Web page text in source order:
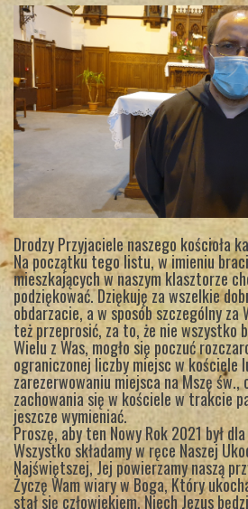
Drodzy Przyjaciele naszego kościoła
Na początku tego listu, w imieniu
mieszkających w naszym klasztorze
podziękować. Dziękuję za wszelkie
obdarzacie, a w sposób szczególny za
też przeprosić, za to, że nie wszystko
Wielu z Was, mogło się poczuć
ograniczonej liczby miejsc w kościele
zarezerwowaniu miejsca na Mszę
zachowania się w kościele w trakcie
jeszcze wymieniać.
Proszę, aby ten Nowy Rok 2021 był
Wszystko składamy w ręce Naszej
Najświętszej, Jej powierzamy naszą
Życzę Wam wiary w Boga, Który
stał się człowiekiem. Niech Jezus